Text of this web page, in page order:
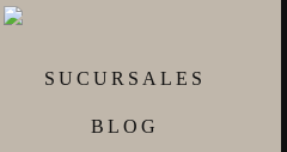
SUCURSALES
BLOG